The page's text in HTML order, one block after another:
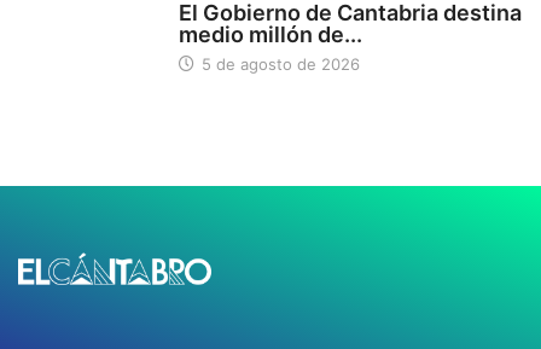
El Gobierno de Cantabria destina
medio millón de...
5 de agosto de 2026